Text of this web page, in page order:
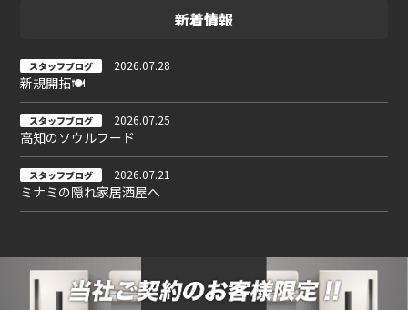
新着情報
スタッフブログ 2026.07.28
新規開拓🍽
スタッフブログ 2026.07.25
高知のソウルフード
スタッフブログ 2026.07.21
ミナミの隠れ家居酒屋へ